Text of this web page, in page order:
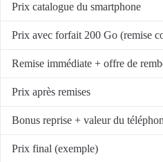
Prix catalogue du smartphone
Prix avec forfait 200 Go (remise
Remise immédiate + offre de
Prix après remises
Bonus reprise + valeur du
Prix final (exemple)